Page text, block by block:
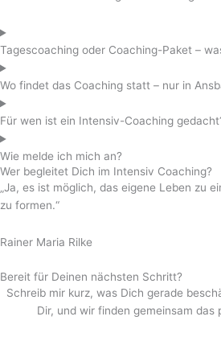
Tagescoaching oder Coaching-Paket –
Wo findet das Coaching statt – nur in
Für wen ist ein Intensiv-Coaching
Wie melde ich mich an?
Wer begleitet Dich im Intensiv Coaching?
„Ja, es ist möglich, das eigene Leben zu
zu formen.“
Rainer Maria Rilke
Bereit für Deinen nächsten Schritt?
Schreib mir kurz, was Dich gerade
Dir, und wir finden gemeinsam das